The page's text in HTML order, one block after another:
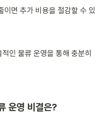
이면 추가 비용을 절감할 수 있
인 물류 운영을 통해 충분히
운영 비결은?